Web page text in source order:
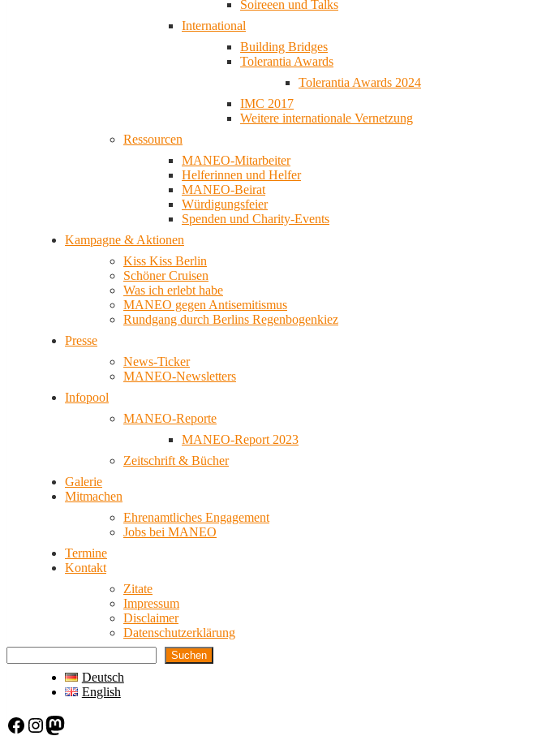
Soireeen und Talks
International
Building Bridges
Tolerantia Awards
Tolerantia Awards 2024
IMC 2017
Weitere internationale Vernetzung
Ressourcen
MANEO-Mitarbeiter
Helferinnen und Helfer
MANEO-Beirat
Würdigungsfeier
Spenden und Charity-Events
Kampagne & Aktionen
Kiss Kiss Berlin
Schöner Cruisen
Was ich erlebt habe
MANEO gegen Antisemitismus
Rundgang durch Berlins Regenbogenkiez
Presse
News-Ticker
MANEO-Newsletters
Infopool
MANEO-Reporte
MANEO-Report 2023
Zeitschrift & Bücher
Galerie
Mitmachen
Ehrenamtliches Engagement
Jobs bei MANEO
Termine
Kontakt
Zitate
Impressum
Disclaimer
Datenschutzerklärung
Suchen
Deutsch
English
Facebook Instagram Mastodon